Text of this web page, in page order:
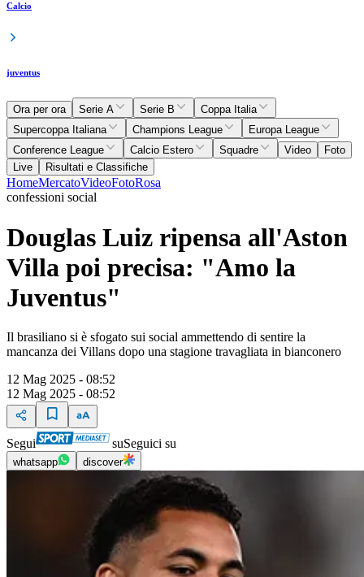
Calcio
juventus
Ora per ora Serie A Serie B
Coppa Italia
Supercoppa Italiana
Champions League
Europa League
Conference League
Calcio Estero Squadre Video
Foto
Live
Risultati e Classifiche
HomeMercatoVideoFotoRosa
confessioni social
Douglas Luiz ripensa all'Aston
Villa poi precisa: "Amo la
Juventus"
Il brasiliano si è sfogato sui social ammettendo di sentire la
mancanza dei Villans dopo una stagione travagliata in bianconero
12 Mag 2025 - 08:52
12 Mag 2025 - 08:52
Segui suSeguici su
whatsapp discover